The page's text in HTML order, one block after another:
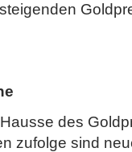
des
zufolge sind